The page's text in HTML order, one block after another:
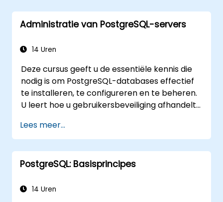
interne werking van PostgreSQL. Dankzij de
praktijkgerichte oefeningen kunnen
query’s efficiënt optimaliseren, back-ups
productieomgevingen opzetten voor
bedrijfskritische PostgreSQL-implementaties.
Administratie van PostgreSQL-servers
14 Uren
Deze cursus geeft u de essentiële kennis die
nodig is om PostgreSQL-databases effectief
te installeren, te configureren en te beheren.
U leert hoe u gebruikersbeveiliging afhandelt,
beheert en basisinstellingen optimaliseert. Via
praktische oefeningen voert u daadwerkelijke
administratieve taken uit, waardoor u goed
voorbereid bent op complexere
Lees meer...
PostgreSQL: Basisprincipes
14 Uren